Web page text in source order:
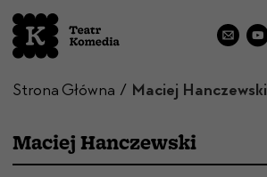
Strona Główna Maciej Hanczewski
Maciej Hanczewski